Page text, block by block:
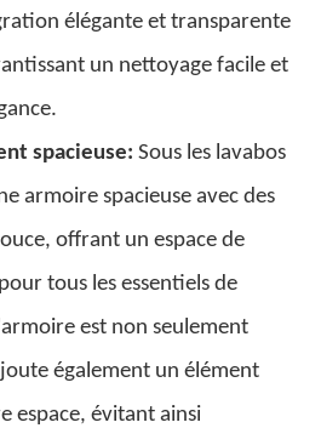
élégante et transparente
un nettoyage facile et
spacieuse: Sous les lavabos
armoire spacieuse avec des
offrant un espace de
tous les essentiels de
est non seulement
également un élément
espace, évitant ainsi